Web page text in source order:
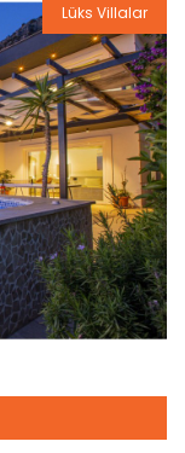
Lüks Villalar